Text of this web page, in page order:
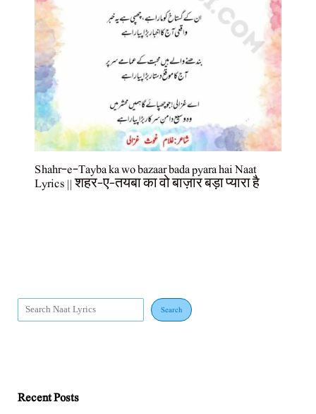
Shahr-e-Tayba ka wo bazaar bada pyara hai Naat
Lyrics || शहर-ए-तयबा का वो बाज़ार बड़ा प्यारा है
Search
Recent Posts